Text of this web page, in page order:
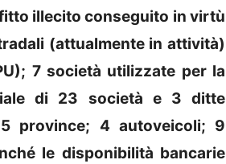
illecito conseguito in virtù
(attualmente in attività)
7 società utilizzate per la
di 23 società e 3 ditte
province; 4 autoveicoli; 9
le disponibilità bancarie